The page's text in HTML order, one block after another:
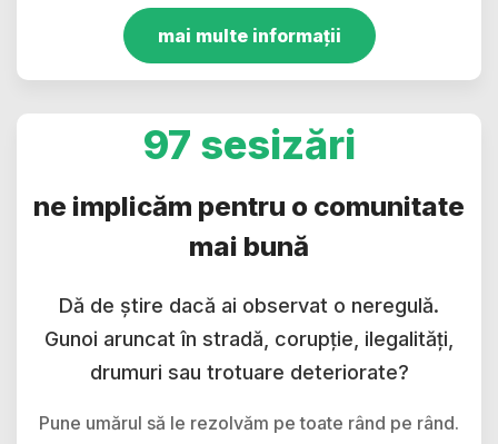
mai multe informații
97 sesizări
ne implicăm pentru o comunitate
mai bună
Dă de știre dacă ai observat o neregulă.
Gunoi aruncat în stradă, corupție, ilegalități,
drumuri sau trotuare deteriorate?
Pune umărul să le rezolvăm pe toate rând pe rând.